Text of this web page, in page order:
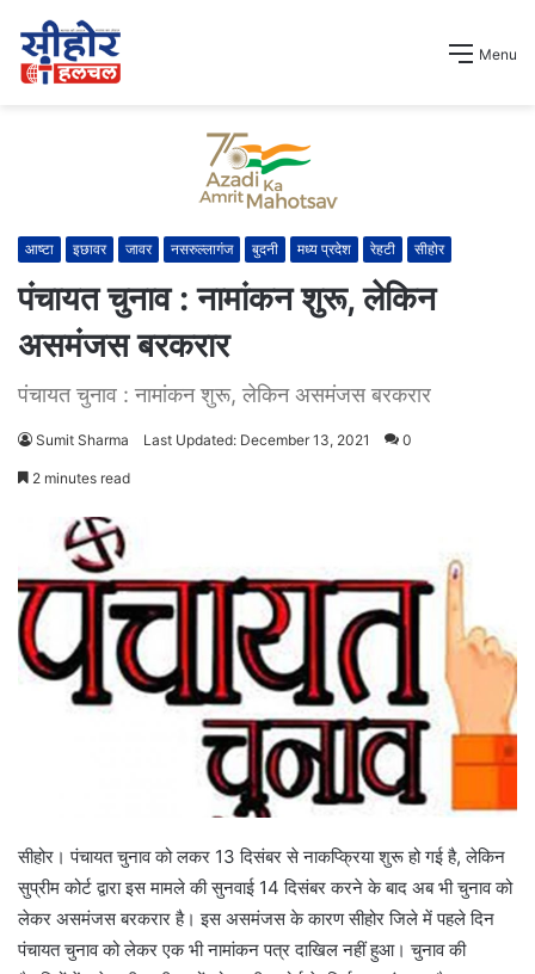
Menu
आष्टा इछावर जावर नसरुल्लागंज बुदनी मध्य प्रदेश रेहटी सीहोर
पंचायत चुनाव : नामांकन शुरू, लेकिन
असमंजस बरकरार
पंचायत चुनाव : नामांकन शुरू, लेकिन असमंजस बरकरार
Sumit Sharma Last Updated: December 13, 2021 0
2 minutes read
सीहोर। पंचायत चुनाव को लकर 13 दिसंबर से नाकप्क्रिया शुरू हो गई है, लेकिन
सुप्रीम कोर्ट द्वारा इस मामले की सुनवाई 14 दिसंबर करने के बाद अब भी चुनाव को
लेकर असमंजस बरकरार है। इस असमंजस के कारण सीहोर जिले में पहले दिन
पंचायत चुनाव को लेकर एक भी नामांकन पत्र दाखिल नहीं हुआ। चुनाव की